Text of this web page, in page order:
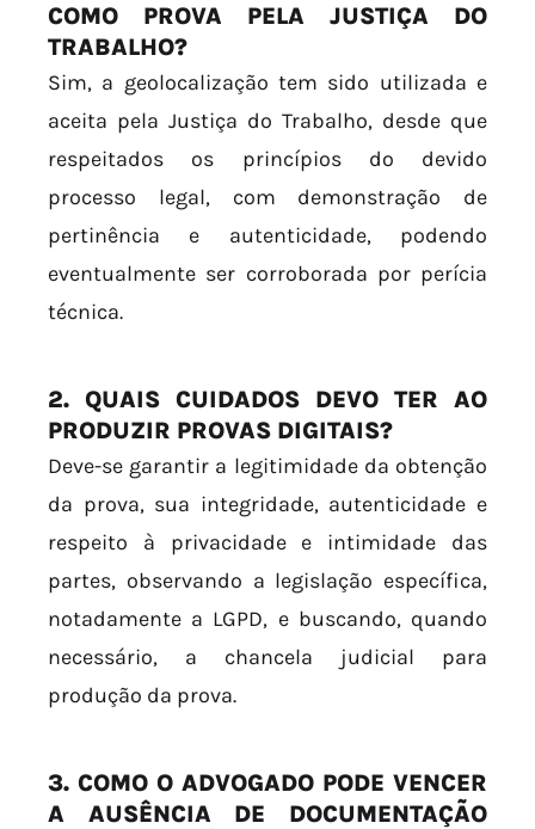
COMO PROVA PELA JUSTIÇA DO
TRABALHO?
Sim, a geolocalização tem sido utilizada e
aceita pela Justiça do Trabalho, desde que
respeitados os princípios do devido
processo legal, com demonstração de
pertinência e autenticidade, podendo
eventualmente ser corroborada por perícia
técnica.
2. QUAIS CUIDADOS DEVO TER AO
PRODUZIR PROVAS DIGITAIS?
Deve-se garantir a legitimidade da obtenção
da prova, sua integridade, autenticidade e
respeito à privacidade e intimidade das
partes, observando a legislação específica,
notadamente a LGPD, e buscando, quando
necessário, a chancela judicial para
produção da prova.
3. COMO O ADVOGADO PODE VENCER
A AUSÊNCIA DE DOCUMENTAÇÃO